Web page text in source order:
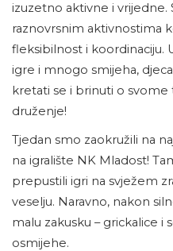
izuzetno aktivne i vrijedne.
raznovrsnim aktivnostima
fleksibilnost i koordinaciju.
igre i mnogo smijeha,
kretati se i brinuti o svome
druženje!
Tjedan smo zaokružili na
na igralište NK Mladost!
prepustili igri na svježem
veselju. Naravno, nakon
malu zakusku – grickalice i
osmijehe.